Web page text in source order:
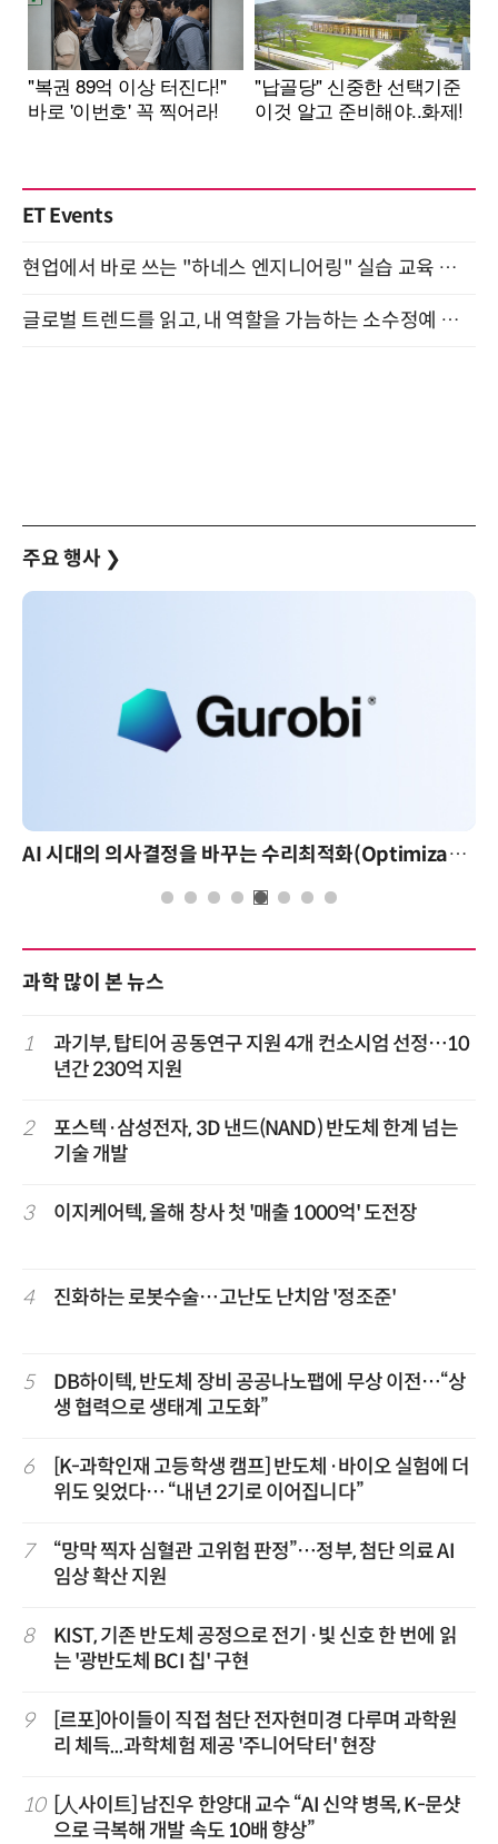
ET Events
현업에서 바로 쓰는 "하네스 엔지니어링" 실습 교육 워크숍 8월 20일 개최
글로벌 트렌드를 읽고, 내 역할을 가늠하는 소수정예 실습 워크숍 (8/28)
주요 행사 ❯
AI 시대의 의사결정을 바꾸는 수리최적화(Optimization): 실제 산업 적용 사례와 활용 전략
과학 많이 본 뉴스
1
과기부, 탑티어 공동연구 지원 4개 컨소시엄 선정…10
년간 230억 지원
2
포스텍·삼성전자, 3D 낸드(NAND) 반도체 한계 넘는
기술 개발
3 이지케어텍, 올해 창사 첫 '매출 1000억' 도전장
4 진화하는 로봇수술…고난도 난치암 '정조준'
5
DB하이텍, 반도체 장비 공공나노팹에 무상 이전…“상
생 협력으로 생태계 고도화”
6
[K-과학인재 고등학생 캠프] 반도체·바이오 실험에 더
위도 잊었다… “내년 2기로 이어집니다”
7
“망막 찍자 심혈관 고위험 판정”…정부, 첨단 의료 AI
임상 확산 지원
8
KIST, 기존 반도체 공정으로 전기·빛 신호 한 번에 읽
는 '광반도체 BCI 칩' 구현
9
[르포]아이들이 직접 첨단 전자현미경 다루며 과학원
리 체득...과학체험 제공 '주니어닥터' 현장
10 [人사이트] 남진우 한양대 교수 “AI 신약 병목, K-문샷
으로 극복해 개발 속도 10배 향상”